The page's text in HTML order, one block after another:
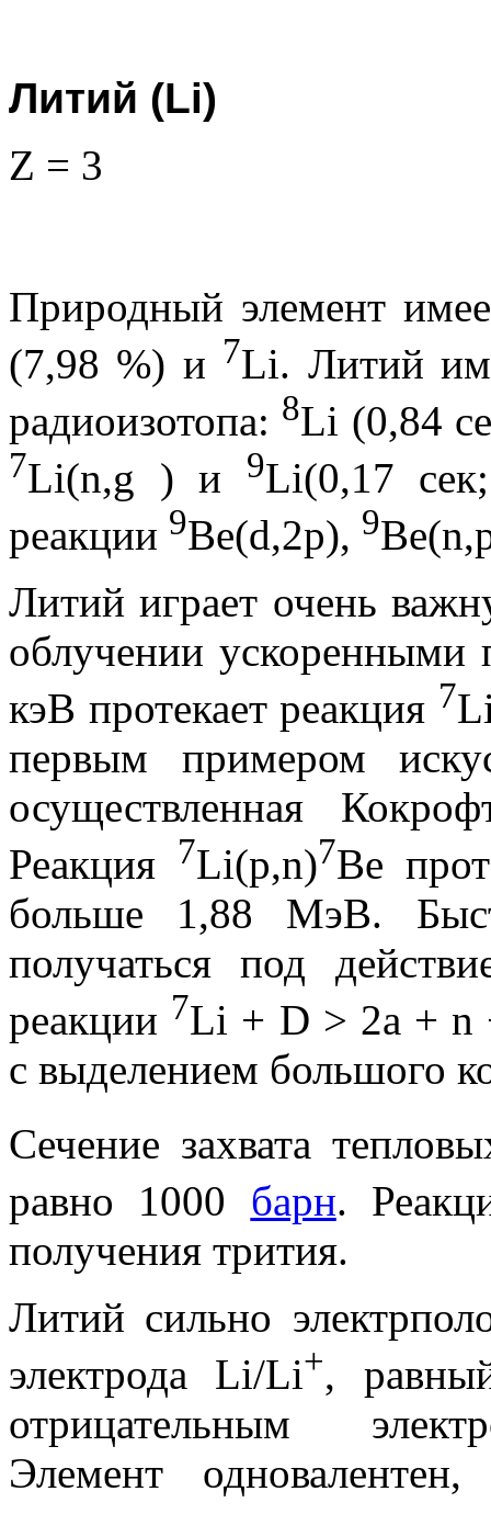
Литий (Li)
Z = 3
Природный элемент
(7,98 %) и 7Li. Литий
радиоизотопа: 8Li (0,84
7Li(n,g ) и 9Li(0,17
реакции 9Be(d,2p), 9
Литий играет очень
облучении ускоренными
кэВ протекает реакция 7
первым примером
осуществленная
Реакция
7Li(p,n)7Be
больше 1,88 МэВ.
получаться под
реакции 7Li + D > 2a + n
с выделением большого
Сечение захвата
равно 1000 барн.
получения трития.
Литий сильно
электрода Li/Li+,
отрицательным
Элемент